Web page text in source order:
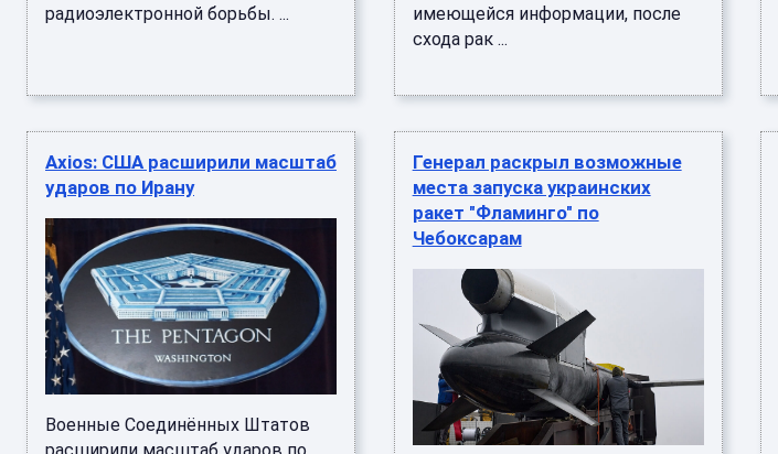
радиоэлектронной борьбы. ...
имеющейся информации, после
схода рак ...
Axios: США расширили масштаб
ударов по Ирану
Военные Соединённых Штатов
Генерал раскрыл возможные
места запуска украинских
ракет "Фламинго" по
Чебоксарам